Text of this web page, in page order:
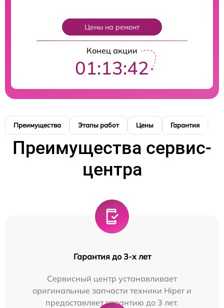
Цены на ремонт
Конец акции
01:13:41
Преимущества Этапы работ Цены Гарантия
Преимущества сервис-
центра
Гарантия до 3-х лет
Сервисный центр устанавливает
оригинальные запчасти техники Hiper и
предоставляет гарантию до 3 лет.